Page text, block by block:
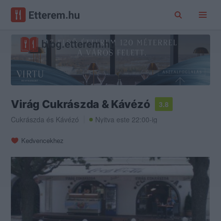
Virág Cukrászda & Kávézó
3.8
Cukrászda és Kávézó Nyitva este 22:00-ig
Kedvencekhez